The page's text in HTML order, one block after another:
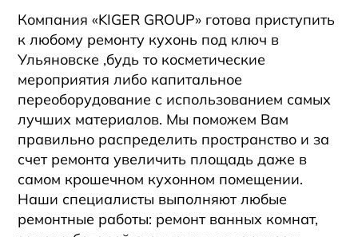
Компания «KIGER GROUP» готова приступить
к любому ремонту кухонь под ключ в
Ульяновске ,будь то косметические
мероприятия либо капитальное
переоборудование с использованием самых
лучших материалов. Мы поможем Вам
правильно распределить пространство и за
счет ремонта увеличить площадь даже в
самом крошечном кухонном помещении.
Наши специалисты выполняют любые
ремонтные работы: ремонт ванных комнат,